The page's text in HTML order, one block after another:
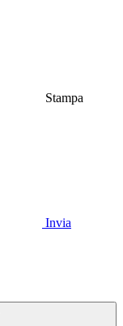
Stampa
Invia